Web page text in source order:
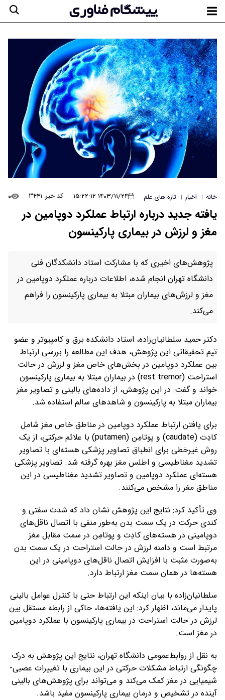
خانه | اخبار | تازه های علم ۱۴۰۳/۱۱/۲۴ ۱۵:۲۲:۱۲ کد خبر: ۳۴۴۱ ۰
یافته جدید درباره ارتباط عملکرد دوپامین در
مغز و لرزش در بیماری پارکینسون
پژوهش‌های اخیری که با مشارکت استاد دانشکدگان فنی
دانشگاه تهران انجام شده، اطلاعات درباره عملکرد دوپامین در
مغز و لرزش‌های بیماران مبتلا به بیماری پارکینسون را فراهم
می‌کند.
دکتر حمید سلطانیان‌زاده، استاد دانشکده برق و کامپیوتر و عضو
تیم تحقیقاتی این پژوهش، هدف این مطالعه را بررسی ارتباط
بین عملکرد دوپامین در بخش‌های خاص مغز و لرزش در حالت
استراحت (rest tremor) در بیماران مبتلا به بیماری پارکینسون
خواند و گفت: در این پژوهش، از داده‌های بالینی و تصاویر مغز
بیماران مبتلا به پارکینسون و شاهدهای سالم استفاده شد.
برای یافتن ارتباط عملکرد دوپامین در مناطق خاص مغز شامل
کادِت (caudate) و پوتامِن (putamen) با علائم حرکتی، از یک
روش غیرخطی برای انطباق تصاویر پزشکی هسته‌ای با تصاویر
تشدید مغناطیسی و اطلس مغز بهره گرفته شد. تصاویر پزشکی
هسته‌ای عملکرد دوپامین و تصاویر تشدید مغناطیسی در این
مناطق مغز را مشخص می‌کنند.
وی تأکید کرد: نتایج این پژوهش نشان داد که شدت سفتی و
کندی حرکت در یک سمت بدن به‌طور منفی با اتصال ناقل‌های
دوپامینی در هسته‌های کادِت و پوتامِن در سمت مقابل مغز
مرتبط است و دامنه لرزش در حالت استراحت در یک سمت بدن
به‌صورت مثبت با افزایش اتصال ناقل‌های دوپامینی در این
هسته‌ها در همان سمت مغز ارتباط دارد.
سلطانیان‌زاده با بیان اینکه این ارتباط حتی با کنترل عوامل بالینی
پایدار می‌ماند، اظهار کرد: این یافته‌ها، حاکی از رابطه مستقل بین
لرزش در حالت استراحت در بیماری پارکینسون با عملکرد دوپامین
در مغز است.
به نقل از روابط‌عمومی دانشگاه تهران، نتایج این پژوهش به درک
چگونگی ارتباط مشکلات حرکتی در این بیماری با تغییرات عصبی-
شیمیایی در مغز کمک می‌کند و می‌تواند برای پژوهش‌های بالینی
آینده در تشخیص و درمان بیماری پارکینسون مفید باشد.